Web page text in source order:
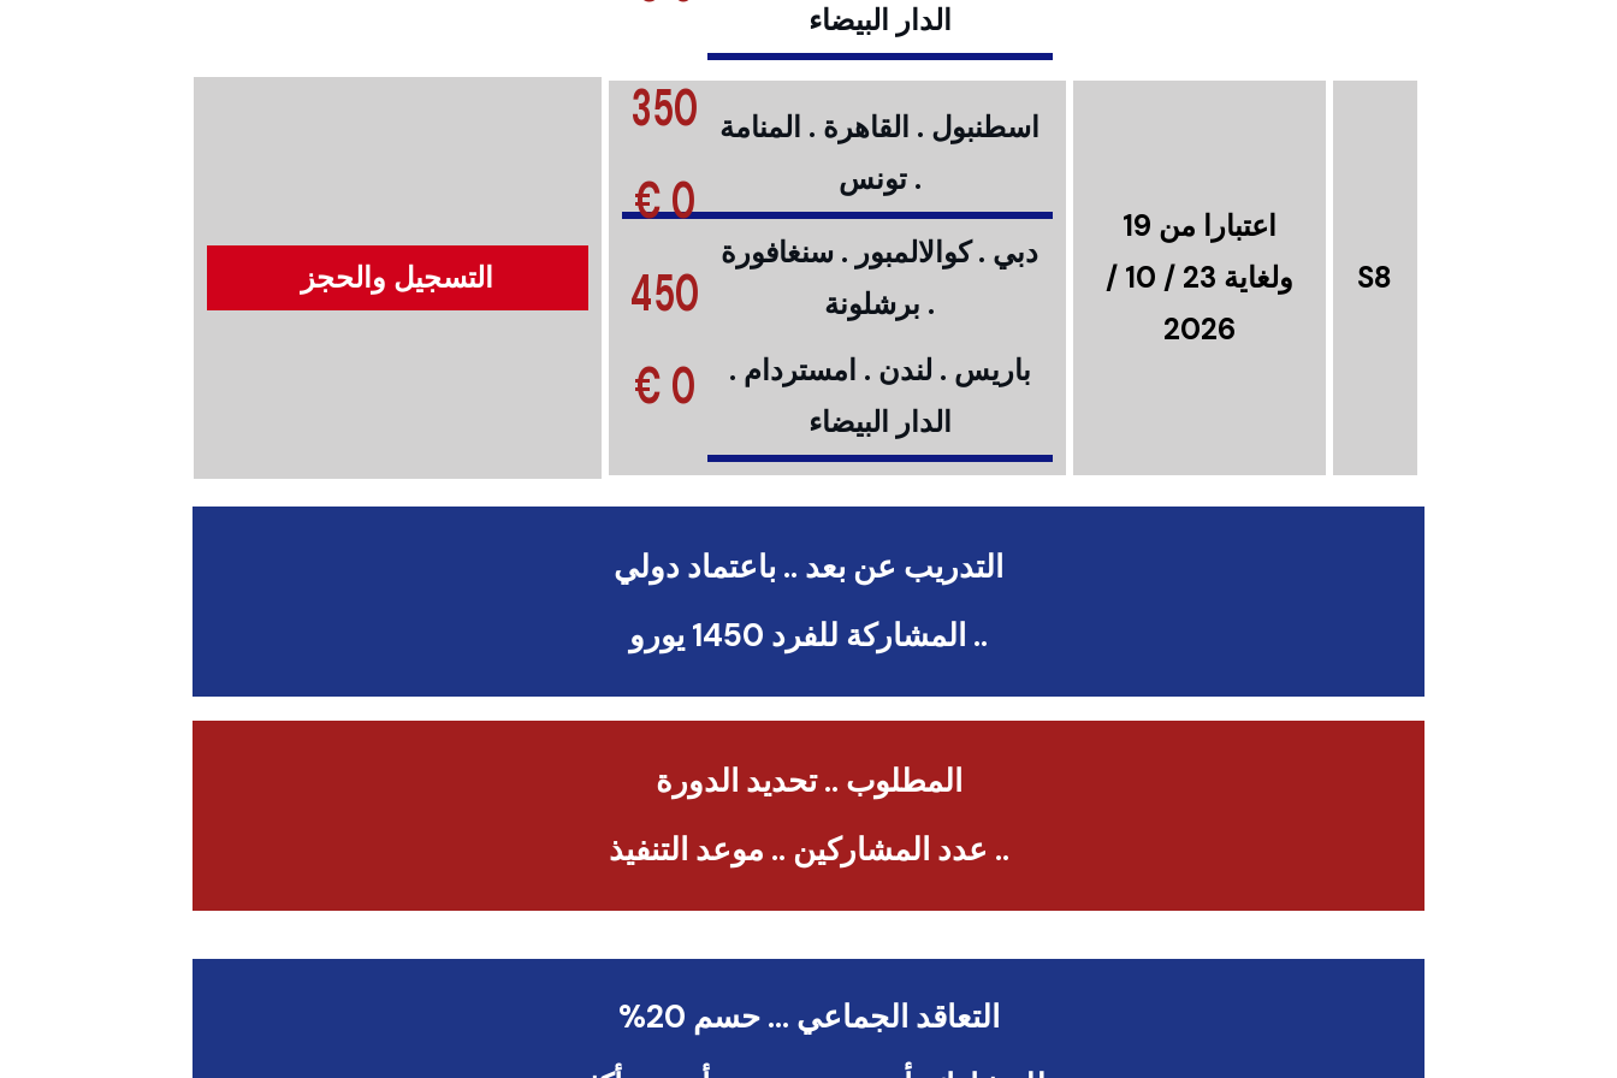
الدار البيضاء
S8
اعتبارا من 19
ولغاية 23 / 10 /
2026
اسطنبول . القاهرة . المنامة
. تونس
350
0 €
دبي . كوالالمبور . سنغافورة
. برشلونة
450
0 €
باريس . لندن . امستردام .
الدار البيضاء
التسجيل والحجز
التدريب عن بعد .. باعتماد دولي
.. المشاركة للفرد 1450 يورو
المطلوب .. تحديد الدورة
.. عدد المشاركين .. موعد التنفيذ
التعاقد الجماعي … حسم 20%